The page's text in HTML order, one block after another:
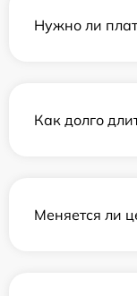
Нужно ли
Как долго
Меняется ли